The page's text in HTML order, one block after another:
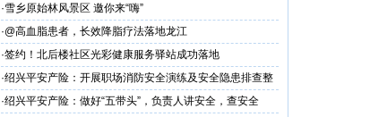
上市！
·雪乡原始林风景区 邀你来“嗨”
·@高血脂患者，长效降脂疗法落地龙江
·签约！北后楼社区光彩健康服务驿站成功落地
·绍兴平安产险：开展职场消防安全演练及安全隐患排查整
治工作
·绍兴平安产险：做好“五带头”，负责人讲安全，查安全